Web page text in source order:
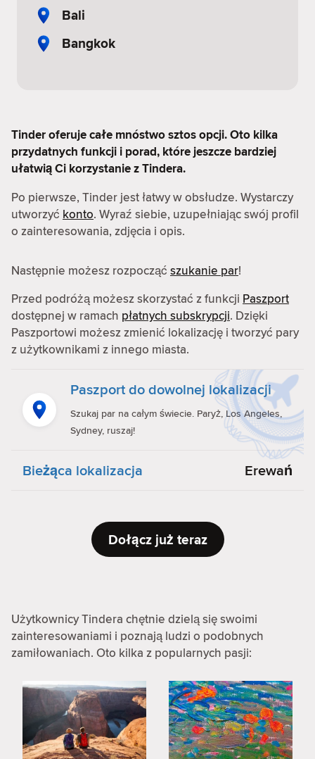
Bali
Bangkok
Tinder oferuje całe mnóstwo sztos opcji. Oto kilka
przydatnych funkcji i porad, które jeszcze bardziej
ułatwią Ci korzystanie z Tindera.
Po pierwsze, Tinder jest łatwy w obsłudze. Wystarczy
utworzyć konto. Wyraź siebie, uzupełniając swój profil
o zainteresowania, zdjęcia i opis.
Następnie możesz rozpocząć szukanie par!
Przed podróżą możesz skorzystać z funkcji Paszport
dostępnej w ramach płatnych subskrypcji. Dzięki
Paszportowi możesz zmienić lokalizację i tworzyć pary
z użytkownikami z innego miasta.
Paszport do dowolnej lokalizacji
Szukaj par na całym świecie. Paryż, Los Angeles,
Sydney, ruszaj!
Bieżąca lokalizacja Erewań
Dołącz już teraz
Użytkownicy Tindera chętnie dzielą się swoimi
zainteresowaniami i poznają ludzi o podobnych
zamiłowaniach. Oto kilka z popularnych pasji: